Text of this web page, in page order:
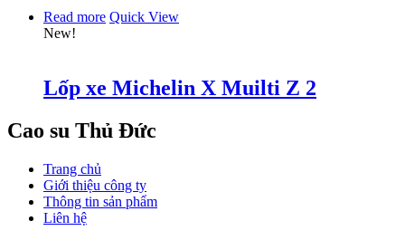
Read more Quick View
New!
Lốp xe Michelin X Muilti Z 2
Cao su Thủ Đức
Trang chủ
Giới thiệu công ty
Thông tin sản phẩm
Liên hệ